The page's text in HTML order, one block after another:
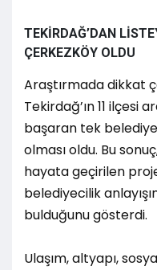
TEKİRDAĞ’DAN
ÇERKEZKÖY OLDU
Araştırmada dikkat
Tekirdağ’ın 11 ilçesi
başaran tek
olması oldu. Bu
hayata geçirilen
belediyecilik
bulduğunu gösterdi.
Ulaşım, altyapı,